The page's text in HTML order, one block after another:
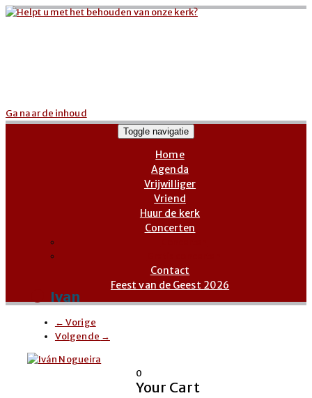
Ga naar de inhoud
Toggle navigatie
Home
Agenda
Vrijwilliger
Vriend
Huur de kerk
Concerten
Contact
Feest van de Geest 2026
Ivan
← Vorige
Volgende →
0
Your Cart